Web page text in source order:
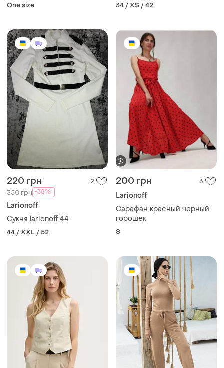
One size 34 / XS / 42
220 грн 2
350 грн -38%
Larionoff
Сукня larionoff 44
44 / XXL / 52
200 грн 3
Larionoff
Сарафан красный черный
горошек
S